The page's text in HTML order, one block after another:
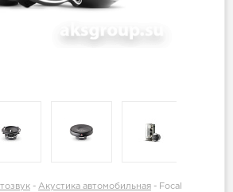
- Акустика автомобильная - Focal